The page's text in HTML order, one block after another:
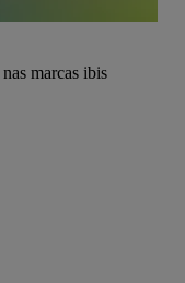
nas marcas ibis